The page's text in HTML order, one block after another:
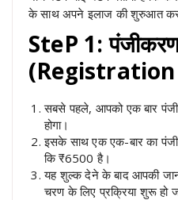
के साथ अपने इलाज की शुरुआत
SteP 1:
सबसे पहले, आपको एक बार
होगा।
इसके साथ एक एक-बार का
कि ₹6500 है।
यह शुल्क देने के बाद आपकी
चरण के लिए प्रक्रिया शुरू हो